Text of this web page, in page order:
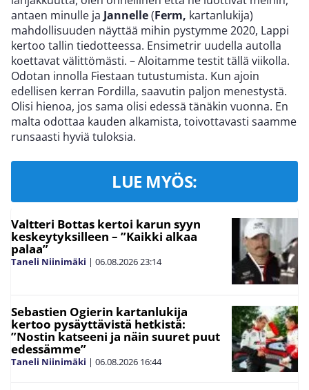
antaen minulle ja Jannelle(Ferm, kartanlukija)
mahdollisuuden näyttää mihin pystymme 2020, Lappi
kertoo tallin tiedotteessa. Ensimetrir uudella autolla
koettavat välittömästi. – Aloitamme testit tällä viikolla.
Odotan innolla Fiestaan tutustumista. Kun ajoin
edellisen kerran Fordilla, saavutin paljon menestystä.
Olisi hienoa, jos sama olisi edessä tänäkin vuonna. En
malta odottaa kauden alkamista, toivottavasti saamme
runsaasti hyviä tuloksia.
LUE MYÖS:
Valtteri Bottas kertoi karun syyn
keskeytyksilleen – ”Kaikki alkaa
palaa”
Taneli Niinimäki | 06.08.202623:14
Sebastien Ogierin kartanlukija
kertoo pysäyttävistä hetkistä:
”Nostin katseeni ja näin suuret puut
edessämme”
Taneli Niinimäki | 06.08.2026 16:44